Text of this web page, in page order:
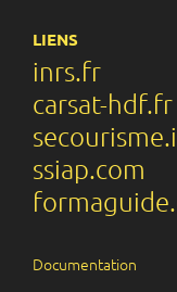
LIENS
inrs.fr
carsat-hdf.fr
ssiap.com
Documentation